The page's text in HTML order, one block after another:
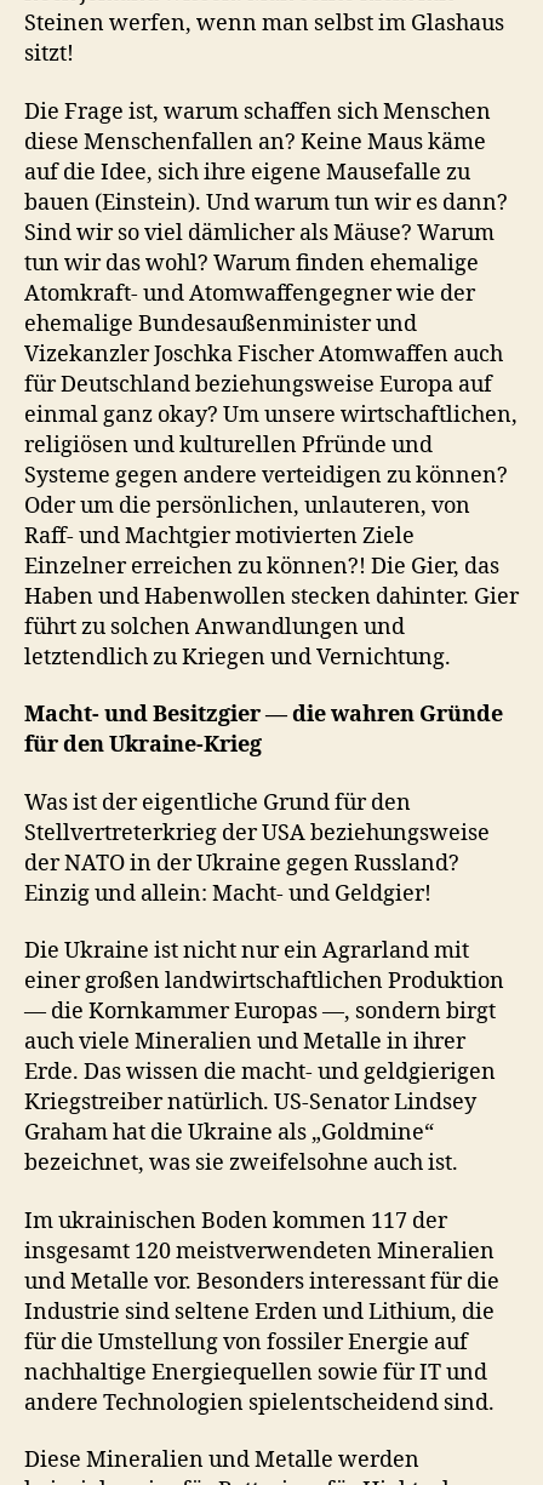
Steinen werfen, wenn man selbst im Glashaus
sitzt!
Die Frage ist, warum schaffen sich Menschen
diese Menschenfallen an? Keine Maus käme
auf die Idee, sich ihre eigene Mausefalle zu
bauen (Einstein). Und warum tun wir es dann?
Sind wir so viel dämlicher als Mäuse? Warum
tun wir das wohl? Warum finden ehemalige
Atomkraft- und Atomwaffengegner wie der
ehemalige Bundesaußenminister und
Vizekanzler Joschka Fischer Atomwaffen auch
für Deutschland beziehungsweise Europa auf
einmal ganz okay? Um unsere wirtschaftlichen,
religiösen und kulturellen Pfründe und
Systeme gegen andere verteidigen zu können?
Oder um die persönlichen, unlauteren, von
Raff- und Machtgier motivierten Ziele
Einzelner erreichen zu können?! Die Gier, das
Haben und Habenwollen stecken dahinter. Gier
führt zu solchen Anwandlungen und
letztendlich zu Kriegen und Vernichtung.
Macht- und Besitzgier — die wahren Gründe
für den Ukraine-Krieg
Was ist der eigentliche Grund für den
Stellvertreterkrieg der USA beziehungsweise
der NATO in der Ukraine gegen Russland?
Einzig und allein: Macht- und Geldgier!
Die Ukraine ist nicht nur ein Agrarland mit
einer großen landwirtschaftlichen Produktion
— die Kornkammer Europas —, sondern birgt
auch viele Mineralien und Metalle in ihrer
Erde. Das wissen die macht- und geldgierigen
Kriegstreiber natürlich. US-Senator Lindsey
Graham hat die Ukraine als „Goldmine“
bezeichnet, was sie zweifelsohne auch ist.
Im ukrainischen Boden kommen 117 der
insgesamt 120 meistverwendeten Mineralien
und Metalle vor. Besonders interessant für die
Industrie sind seltene Erden und Lithium, die
für die Umstellung von fossiler Energie auf
nachhaltige Energiequellen sowie für IT und
andere Technologien spielentscheidend sind.
Diese Mineralien und Metalle werden